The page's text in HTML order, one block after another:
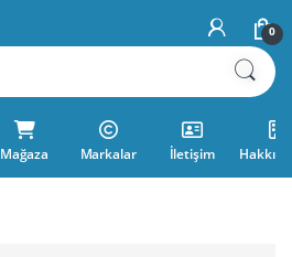
0
Mağaza Markalar İletişim